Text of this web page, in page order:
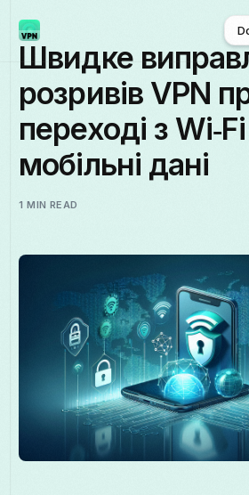
Українська
Download free
Швидке
розривів VPN
переході з
мобільні дані
1 MIN READ